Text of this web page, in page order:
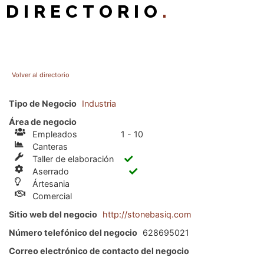
DIRECTORIO .
Volver al directorio
Tipo de Negocio Industria
Área de negocio
Empleados
1 - 10
Canteras
Taller de elaboración
Aserrado
Ártesania
Comercial
Sitio web del negocio http://stonebasiq.com
Número telefónico del negocio 628695021
Correo electrónico de contacto del negocio